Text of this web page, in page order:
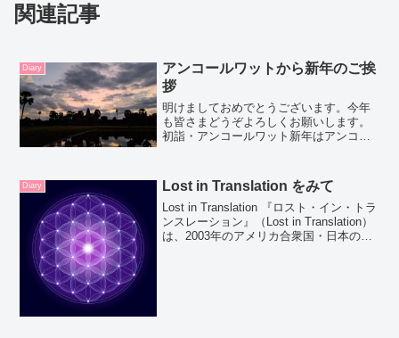
関連記事
Diary
アンコールワットから新年のご挨
拶
明けましておめでとうございます。今年
も皆さまどうぞよろしくお願いします。
初詣・アンコールワット新年はアンコー
です。2週間前に急に決めました。なんと
かなるを合言葉に飛行機...
Diary Lost in Translation をみて
Lost in Translation 『ロスト・イン・トラ
ンスレーション』（Lost in Translation）
は、2003年のアメリカ合衆国・日本のロ